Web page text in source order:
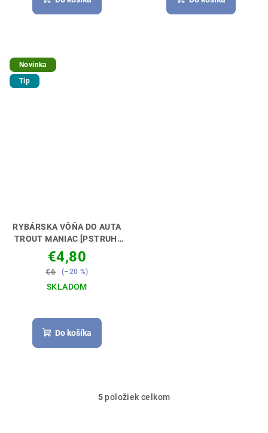
Novinka
Tip
RYBÁRSKA VÔŇA DO AUTA
TROUT MANIAC [PSTRUH]
NECH TI VONIA KÁRA🚗🎣
€4,80
€6 (–20 %)
SKLADOM
Do košíka
O
5položiek celkom